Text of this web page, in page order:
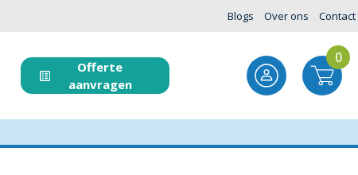
Blogs Over ons Contact
Offerte
aanvragen
0